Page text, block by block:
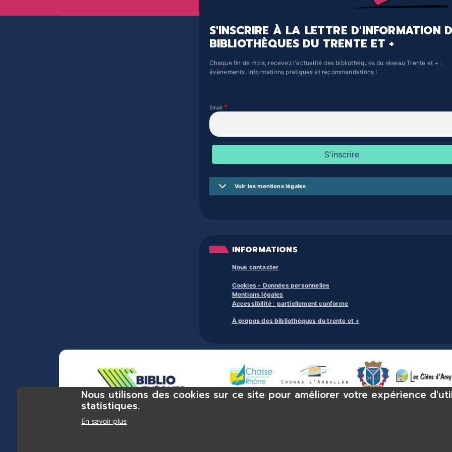
S'INSCRIRE À LA LETTRE D'INFORMATION
BIBLIOTHÈQUES DU TRENTE ET +
Chaque fin de mois, recevez l'actualité des bibliothèques du réseau Trente et + :
évènements, informations pratiques et recommandations !
Email
Voir les mentions légales
INFORMATIONS
Nous contacter
Cookies - Données personnelles
Mentions légales
Accessibilité : partiellement conforme
À propos des bibliothèques du trente et +
Nous utilisons des cookies sur ce site pour améliorer votre expérience
statistiques.
En savoir plus